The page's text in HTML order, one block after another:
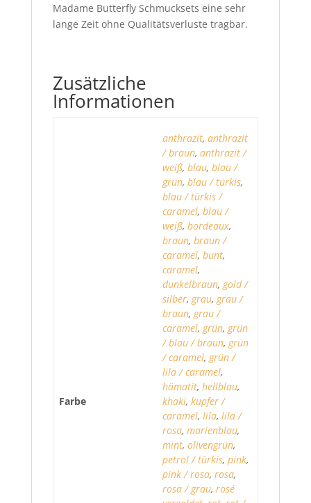
Madame Butterfly Schmucksets eine sehr
lange Zeit ohne Qualitätsverluste tragbar.
Zusätzliche
Informationen
Farbe
anthrazit, anthrazit
/ braun, anthrazit /
weiß, blau, blau /
grün, blau / türkis,
blau / türkis /
caramel, blau /
weiß, bordeaux,
braun, braun /
caramel, bunt,
caramel,
dunkelbraun, gold /
silber, grau, grau /
braun, grau /
caramel, grün, grün
/ blau / braun, grün
/ caramel, grün /
lila / caramel,
hämatit, hellblau,
khaki, kupfer /
caramel, lila, lila /
rosa, marienblau,
mint, olivengrün,
petrol / türkis, pink,
pink / rosa, rosa,
rosa / grau, rosé